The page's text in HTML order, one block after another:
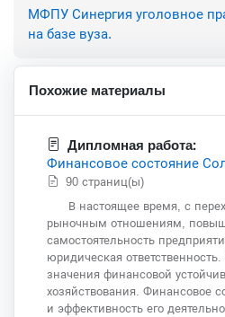
МФПУ Синергия уголовное
на базе вуза.
Похожие материалы
Дипломная работа:
Финансовое состояние
90 страниц(ы)
В настоящее время, с
рыночным отношениям,
самостоятельность
юридическая
значения финансовой
хозяйствования. Финансовое
и эффективность его